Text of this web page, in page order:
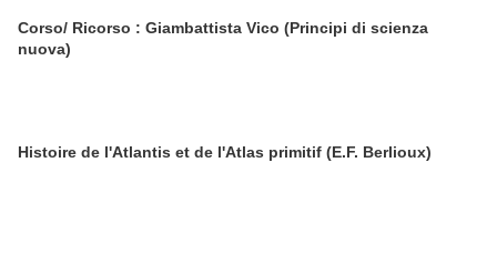
Corso/ Ricorso : Giambattista Vico (Principi di scienza
nuova)
Histoire de l'Atlantis et de l'Atlas primitif (E.F. Berlioux)